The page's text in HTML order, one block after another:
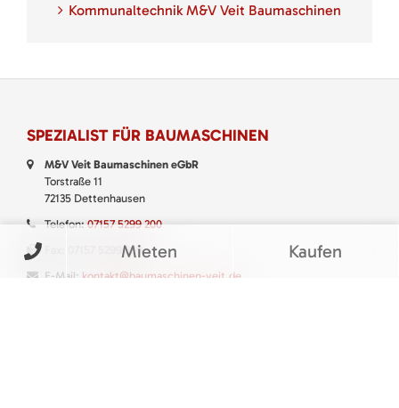
Kommunaltechnik M&V Veit Baumaschinen
SPEZIALIST FÜR BAUMASCHINEN
M&V Veit Baumaschinen eGbR
Torstraße 11
72135 Dettenhausen
Telefon: 07157 5299 200
Fax: 07157 5299 399
E-Mail: kontakt@baumaschinen-veit.de
Mieten Kaufen